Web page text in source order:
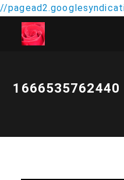
//
1666535762440